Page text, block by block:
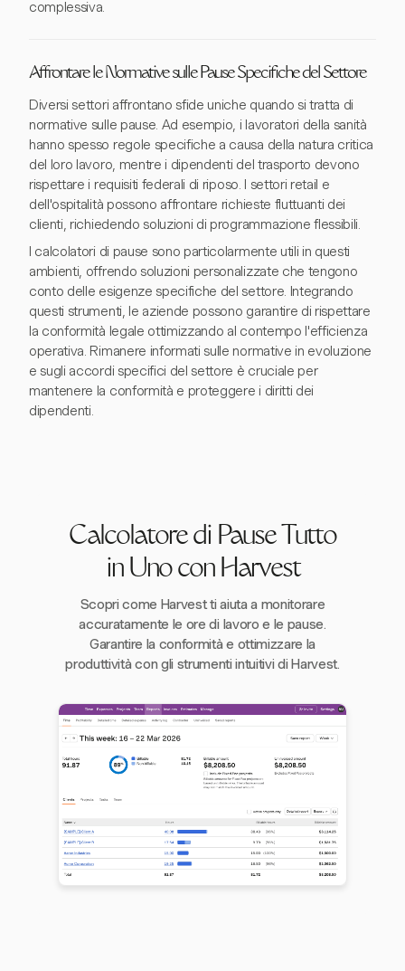
complessiva.
Affrontare le Normative sulle Pause Specifiche del Settore
Diversi settori affrontano sfide uniche quando si tratta di
normative sulle pause. Ad esempio, i lavoratori della sanità
hanno spesso regole specifiche a causa della natura critica
del loro lavoro, mentre i dipendenti del trasporto devono
rispettare i requisiti federali di riposo. I settori retail e
dell'ospitalità possono affrontare richieste fluttuanti dei
clienti, richiedendo soluzioni di programmazione flessibili.
I calcolatori di pause sono particolarmente utili in questi
ambienti, offrendo soluzioni personalizzate che tengono
conto delle esigenze specifiche del settore. Integrando
questi strumenti, le aziende possono garantire di rispettare
la conformità legale ottimizzando al contempo l'efficienza
operativa. Rimanere informati sulle normative in evoluzione
e sugli accordi specifici del settore è cruciale per
mantenere la conformità e proteggere i diritti dei
dipendenti.
Calcolatore di Pause Tutto
in Uno con Harvest
Scopri come Harvest ti aiuta a monitorare
accuratamente le ore di lavoro e le pause.
Garantire la conformità e ottimizzare la
produttività con gli strumenti intuitivi di Harvest.